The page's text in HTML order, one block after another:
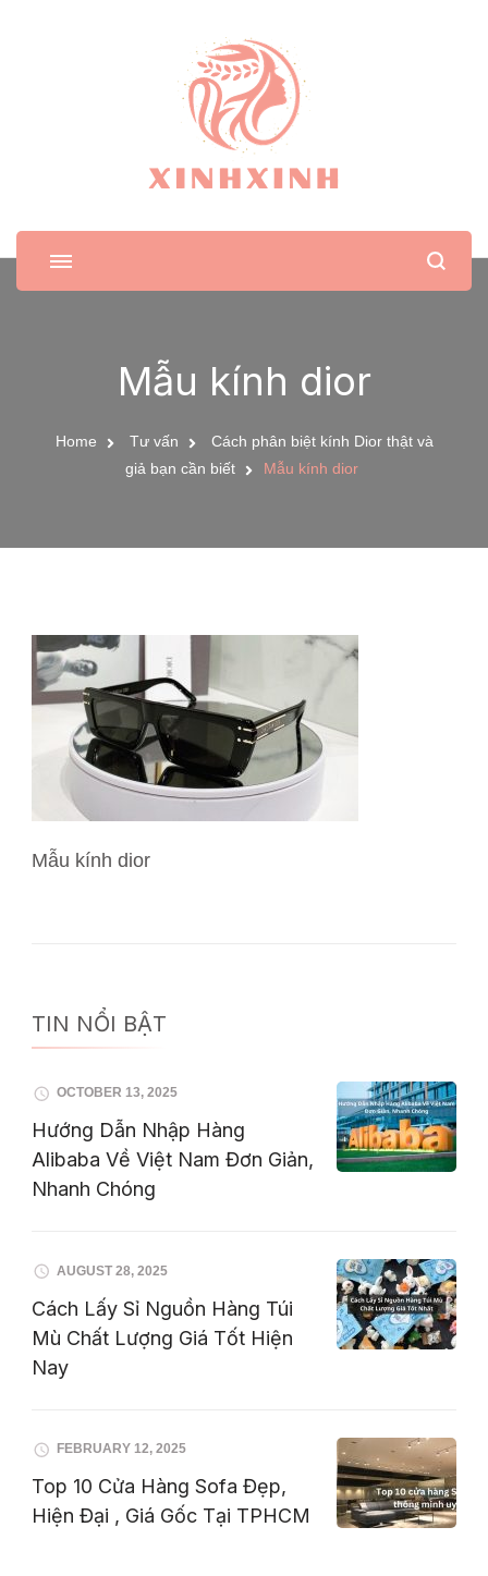
XinhXinh
Trang tin tức cho phái đẹp
Mẫu kính dior
Home Tư vấn
Cách phân biệt kính Dior thật và
giả bạn cần biết
Mẫu kính dior
Mẫu kính dior
TIN NỔI BẬT
OCTOBER 13, 2025
Hướng Dẫn Nhập Hàng
Alibaba Về Việt Nam Đơn Giản,
Nhanh Chóng
AUGUST 28, 2025
Cách Lấy Sỉ Nguồn Hàng Túi
Mù Chất Lượng Giá Tốt Hiện
Nay
FEBRUARY 12, 2025
Top 10 Cửa Hàng Sofa Đẹp,
Hiện Đại , Giá Gốc Tại TPHCM